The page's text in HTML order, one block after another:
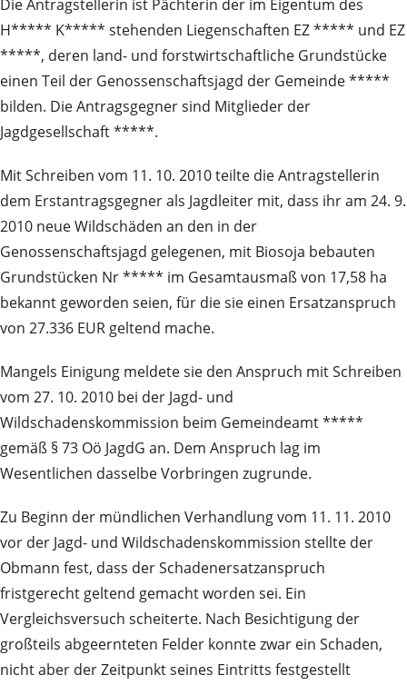
Die Antragstellerin ist Pächterin der im Eigentum des
H***** K***** stehenden Liegenschaften EZ ***** und EZ
*****, deren land- und forstwirtschaftliche Grundstücke
einen Teil der Genossenschaftsjagd der Gemeinde *****
bilden. Die Antragsgegner sind Mitglieder der
Jagdgesellschaft *****.
Mit Schreiben vom 11. 10. 2010 teilte die Antragstellerin
dem Erstantragsgegner als Jagdleiter mit, dass ihr am 24. 9.
2010 neue Wildschäden an den in der
Genossenschaftsjagd gelegenen, mit Biosoja bebauten
Grundstücken Nr ***** im Gesamtausmaß von 17,58 ha
bekannt geworden seien, für die sie einen Ersatzanspruch
von 27.336 EUR geltend mache.
Mangels Einigung meldete sie den Anspruch mit Schreiben
vom 27. 10. 2010 bei der Jagd- und
Wildschadenskommission beim Gemeindeamt *****
gemäß § 73 Oö JagdG an. Dem Anspruch lag im
Wesentlichen dasselbe Vorbringen zugrunde.
Zu Beginn der mündlichen Verhandlung vom 11. 11. 2010
vor der Jagd- und Wildschadenskommission stellte der
Obmann fest, dass der Schadenersatzanspruch
fristgerecht geltend gemacht worden sei. Ein
Vergleichsversuch scheiterte. Nach Besichtigung der
großteils abgeernteten Felder konnte zwar ein Schaden,
nicht aber der Zeitpunkt seines Eintritts festgestellt